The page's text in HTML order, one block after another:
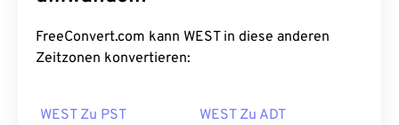
FreeConvert.com kann WEST in diese anderen
Zeitzonen konvertieren:
WEST Zu PST WEST Zu ADT